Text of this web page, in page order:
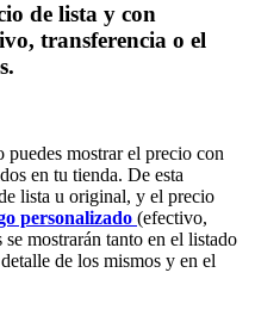
de lista y con
transferencia o el
mostrar el precio con
en tu tienda. De esta
lista u original, y el precio
personalizado (efectivo,
mostrarán tanto en el listado
de los mismos y en el